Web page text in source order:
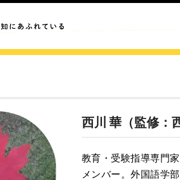
西川 華（監修：
教育・受験指導専門
メンバー。外国語学